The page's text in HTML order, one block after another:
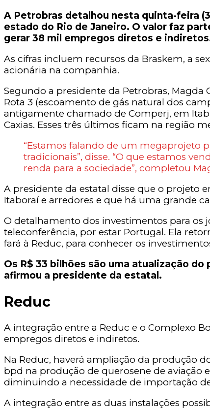
A Petrobras detalhou nesta quinta-feira
estado do Rio de Janeiro. O valor faz
gerar 38 mil empregos diretos e
As cifras incluem recursos da Braskem, a
acionária na companhia.
Segundo a presidente da Petrobras,
Rota 3 (escoamento de gás natural dos
antigamente chamado de Comperj, em
Caxias. Esses três últimos ficam na região
“Estamos falando de um megaprojeto
tradicionais”, disse. “O que estamos
renda para a sociedade”, completou
A presidente da estatal disse que o projeto
Itaboraí e arredores e que há uma grande
O detalhamento dos investimentos para os
teleconferência, por estar Portugal. Ela
fará à Reduc, para conhecer os
Os R$ 33 bilhões são uma atualização
afirmou a presidente da estatal.
Reduc
A integração entre a Reduc e o Complexo
empregos diretos e indiretos.
Na Reduc, haverá ampliação da produção
bpd na produção de querosene de aviação
diminuindo a necessidade de importação
A integração entre as duas instalações